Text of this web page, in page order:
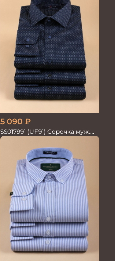
5 090 ₽
SS017991 (UF91) Сорочка муж.
GROSTYLE